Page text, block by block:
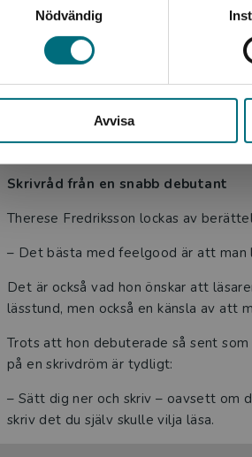
Nödvändig
Avvisa
Detta är Fredrikssons första
språk.
Boken bär alla klassiska drag av
igenkänning.
Skrivråd från en snabb debutant
Therese Fredriksson lockas av
– Det bästa med feelgood är att man
Det är också vad hon önskar att
lässtund, men också en känsla av att
Trots att hon debuterade så sent
på en skrivdröm är tydligt:
– Sätt dig ner och skriv – oavsett om
skriv det du själv skulle vilja läsa.